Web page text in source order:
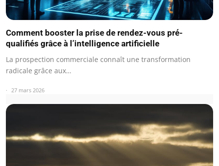
Comment booster la prise de rendez-vous pré-
qualifiés grâce à l’intelligence artificielle
La prospection commerciale connaît une transformation
radicale grâce aux…
27 mars 2026